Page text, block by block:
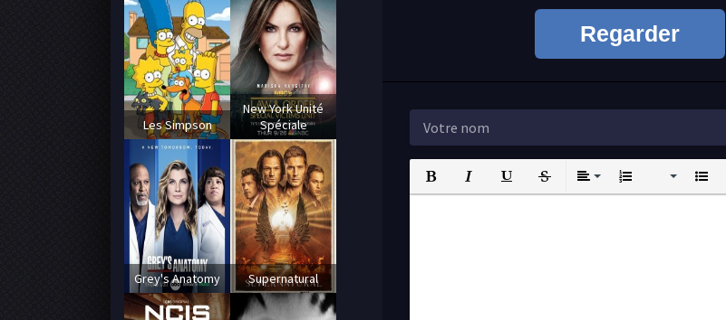
Regarder
Bold Italic UnderlineStrikethrough
AlignOrdered List
Les Simpson
New York Unité
Spéciale
Grey's Anatomy Supernatural